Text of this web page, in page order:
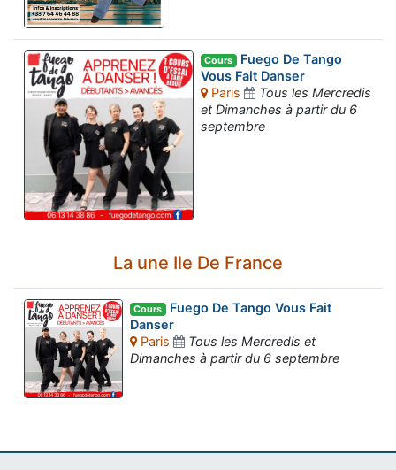
Cours Fuego De Tango
Vous Fait Danser
Paris
Tous les Mercredis
et Dimanches à partir du 6
septembre
La une Ile De France
Cours Fuego De Tango Vous Fait
Danser
Paris
Tous les Mercredis et
Dimanches à partir du 6 septembre